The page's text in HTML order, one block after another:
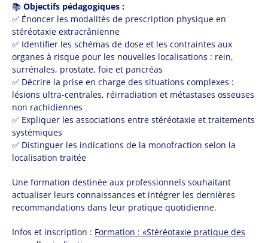
📚 Objectifs pédagogiques :
✅ Énoncer les modalités de prescription physique en
stéréotaxie extracrânienne
✅ Identifier les schémas de dose et les contraintes aux
organes à risque pour les nouvelles localisations : rein,
surrénales, prostate, foie et pancréas
✅ Décrire la prise en charge des situations complexes :
lésions ultra-centrales, réirradiation et métastases osseuses
non rachidiennes
✅ Expliquer les associations entre stéréotaxie et traitements
systémiques
✅ Distinguer les indications de la monofraction selon la
localisation traitée
Une formation destinée aux professionnels souhaitant
actualiser leurs connaissances et intégrer les dernières
recommandations dans leur pratique quotidienne.
Infos et inscription : Formation : «Stéréotaxie pratique des